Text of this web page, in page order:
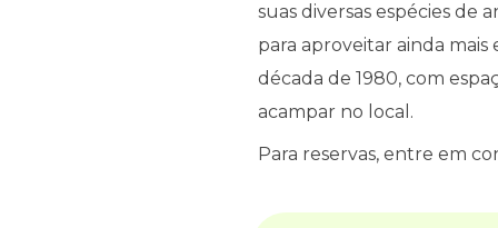
suas diversas espécies de
para aproveitar ainda
década de 1980, com
acampar no local.
Para reservas, entre em